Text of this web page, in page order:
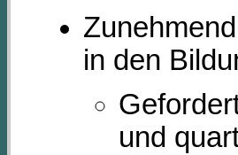
in den
und